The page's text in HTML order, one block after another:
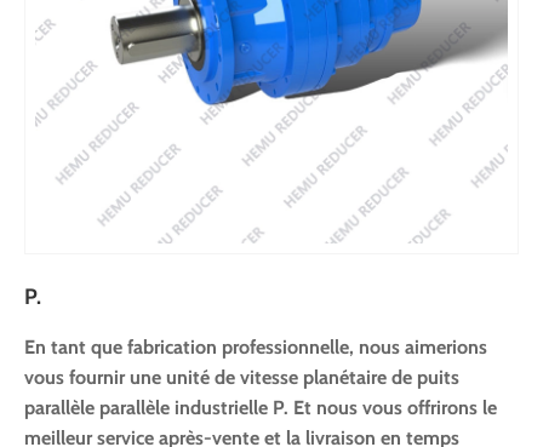
P.
En tant que fabrication professionnelle, nous aimerions
vous fournir une unité de vitesse planétaire de puits
parallèle parallèle industrielle P. Et nous vous offrirons le
meilleur service après-vente et la livraison en temps